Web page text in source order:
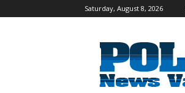
Saturday, August 8, 2026